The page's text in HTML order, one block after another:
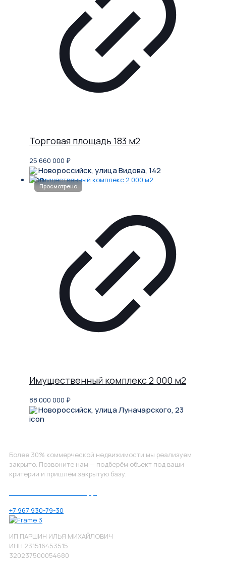
Торговая площадь 183 м2
25 660 000 ₽
Новороссийск, улица Видова, 142
Имущественный комплекс 2 000 м2
88 000 000 ₽
Новороссийск, улица Луначарского, 23
Более 30% коммерческой недвижимости мы реализуем
закрыто. Позвоните нам — подберём объект под ваши
критерии и пришлём закрытую базу.
+7 967 930-79-30
ИП ПАРШИН ИЛЬЯ МИХАЙЛОВИЧ
ИНН 231516453515
320237500054680